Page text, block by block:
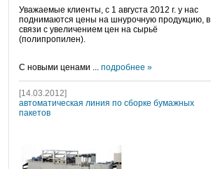
Уважаемые клиенты, с 1 августа 2012 г. у нас
поднимаются цены на шнурочную продукцию, в
связи с увеличением цен на сырьё
(полипропилен).
С новыми ценами ... подробнее »
[14.03.2012]
автоматическая линия по сборке бумажных
пакетов